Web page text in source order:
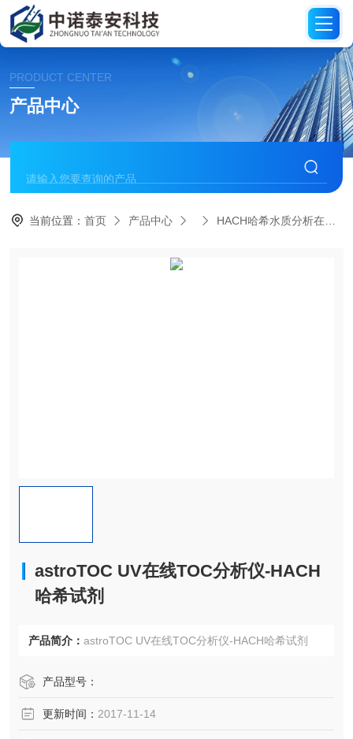
PRODUCT CENTER
产品中心
当前位置：首页 产品中心 HACH哈希水质分析在线仪器试剂及配件
astroTOC UV在线TOC分析仪-HACH
哈希试剂
产品简介： astroTOC UV在线TOC分析仪-HACH哈希试剂
产品型号：
更新时间： 2017-11-14